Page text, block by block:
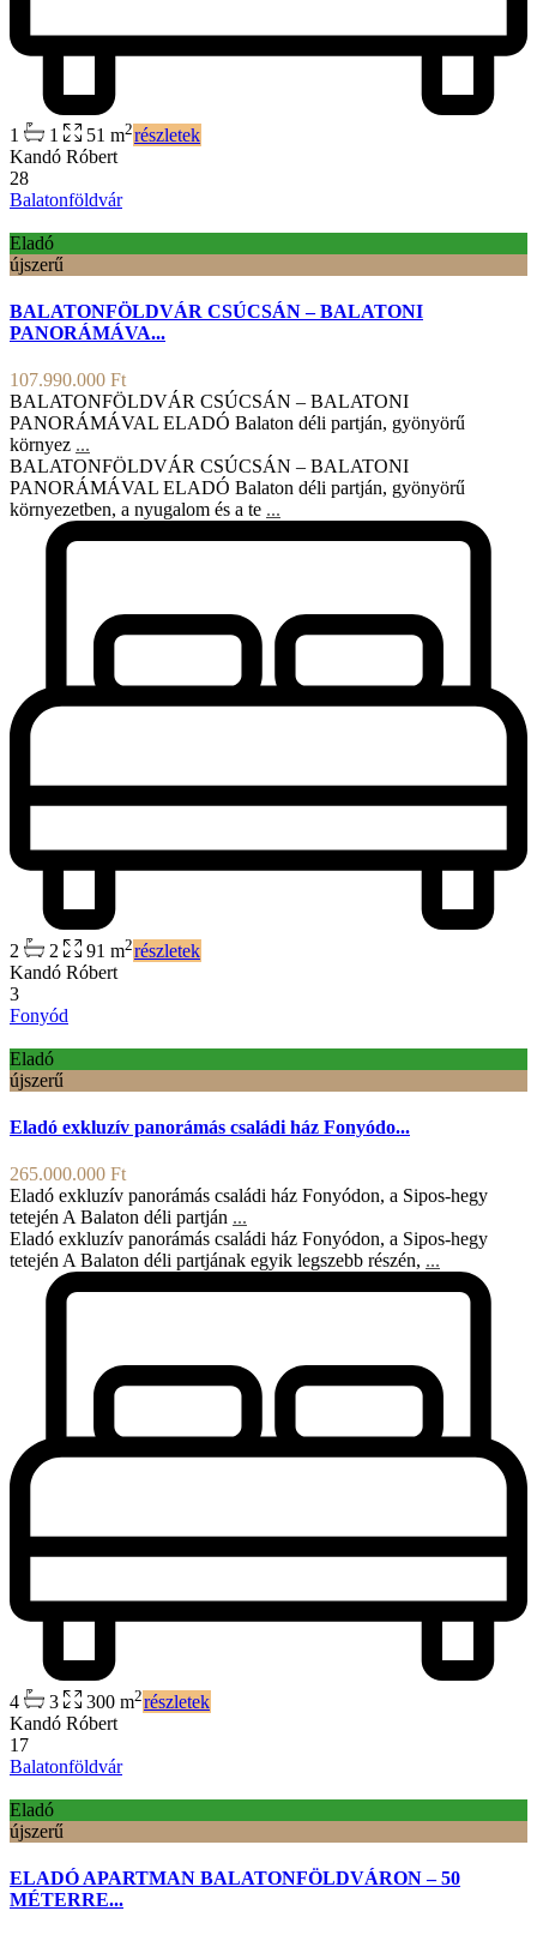
1 1 51 m2részletek
Kandó Róbert
28
Balatonföldvár
Eladó
újszerű
BALATONFÖLDVÁR CSÚCSÁN – BALATONI
PANORÁMÁVA...
107.990.000 Ft
BALATONFÖLDVÁR CSÚCSÁN – BALATONI
PANORÁMÁVAL ELADÓ Balaton déli partján, gyönyörű
környez ...
BALATONFÖLDVÁR CSÚCSÁN – BALATONI
PANORÁMÁVAL ELADÓ Balaton déli partján, gyönyörű
környezetben, a nyugalom és a te ...
2 2 91 m2részletek
Kandó Róbert
3
Fonyód
Eladó
újszerű
Eladó exkluzív panorámás családi ház Fonyódo...
265.000.000 Ft
Eladó exkluzív panorámás családi ház Fonyódon, a Sipos-hegy
tetején A Balaton déli partján ...
Eladó exkluzív panorámás családi ház Fonyódon, a Sipos-hegy
tetején A Balaton déli partjának egyik legszebb részén, ...
4 3 300 m2részletek
Kandó Róbert
17
Balatonföldvár
Eladó
újszerű
ELADÓ APARTMAN BALATONFÖLDVÁRON – 50
MÉTERRE...